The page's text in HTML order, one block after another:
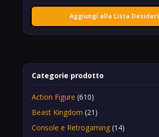
Aggiungi alla Lista Desideri
Categorie prodotto
Action Figure (610)
Beast Kingdom (21)
Console e Retrogaming (14)